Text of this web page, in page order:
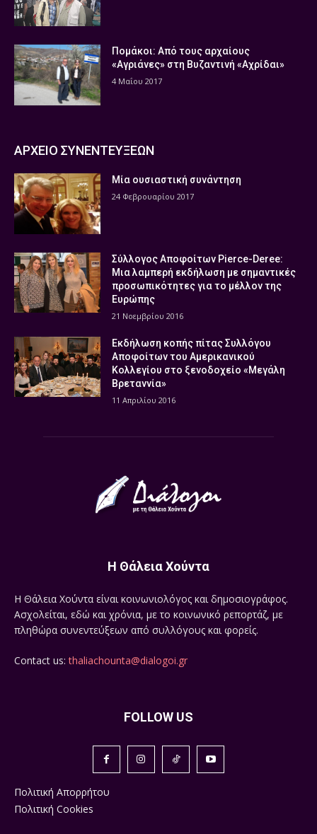
Πομάκοι: Από τους αρχαίους
«Αγριάνες» στη Βυζαντινή «Αχρίδαι»
4 Μαΐου 2017
ΑΡΧΕΙΟ ΣΥΝΕΝΤΕΥΞΕΩΝ
Μία ουσιαστική συνάντηση
24 Φεβρουαρίου 2017
Σύλλογος Αποφοίτων Pierce-Deree:
Μια λαμπερή εκδήλωση με σημαντικές
προσωπικότητες για το μέλλον της
Ευρώπης
21 Νοεμβρίου 2016
Εκδήλωση κοπής πίτας Συλλόγου
Αποφοίτων του Αμερικανικού
Κολλεγίου στο ξενοδοχείο «Μεγάλη
Βρεταννία»
11 Απριλίου 2016
Η Θάλεια Χούντα
Η Θάλεια Χούντα είναι κοινωνιολόγος και δημοσιογράφος.
Ασχολείται, εδώ και χρόνια, με το κοινωνικό ρεπορτάζ, με
πληθώρα συνεντεύξεων από συλλόγους και φορείς.
Contact us:thaliachounta@dialogoi.gr
FOLLOW US
Πολιτική Απορρήτου
Πολιτική Cookies